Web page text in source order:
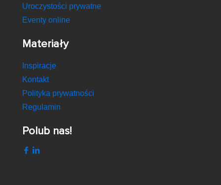
Uroczystości prywatne
Eventy online
Materiały
Inspiracje
Kontakt
Polityka prywatności
Regulamin
Polub nas!